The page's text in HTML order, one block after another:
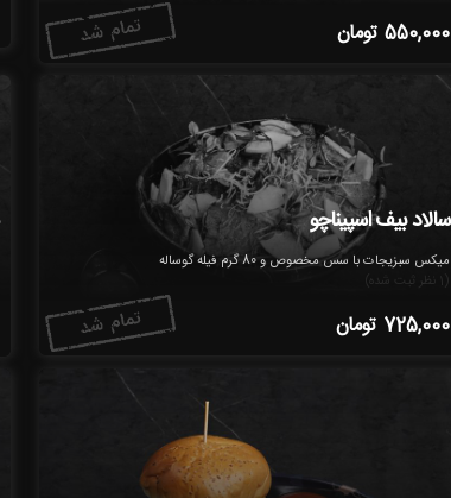
550,000 تومان
سالاد بیف اسپیناچو
میکس سبزیجات با سس مخصوص و 80 گرم فیله گوساله
725,000 تومان